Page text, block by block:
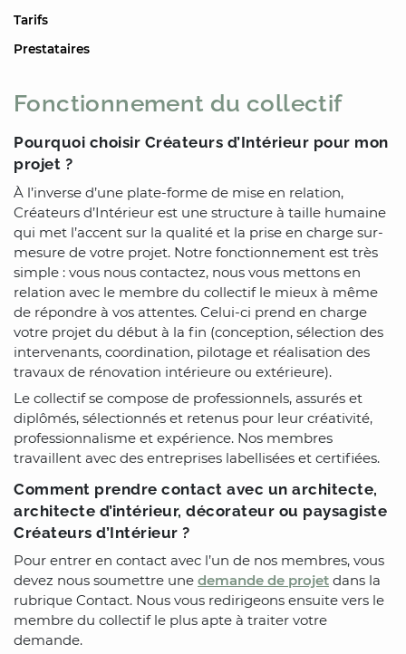
Tarifs
Prestataires
Fonctionnement du collectif
Pourquoi choisir Créateurs d’Intérieur pour mon
projet ?
À l’inverse d’une plate-forme de mise en relation,
Créateurs d’Intérieur est une structure à taille humaine
qui met l’accent sur la qualité et la prise en charge sur-
mesure de votre projet. Notre fonctionnement est très
simple : vous nous contactez, nous vous mettons en
relation avec le membre du collectif le mieux à même
de répondre à vos attentes. Celui-ci prend en charge
votre projet du début à la fin (conception, sélection des
intervenants, coordination, pilotage et réalisation des
travaux de rénovation intérieure ou extérieure).
Le collectif se compose de professionnels, assurés et
diplômés, sélectionnés et retenus pour leur créativité,
professionnalisme et expérience. Nos membres
travaillent avec des entreprises labellisées et certifiées.
Comment prendre contact avec un architecte,
architecte d’intérieur, décorateur ou paysagiste
Créateurs d’Intérieur ?
Pour entrer en contact avec l’un de nos membres, vous
devez nous soumettre une demande de projet dans la
rubrique Contact. Nous vous redirigeons ensuite vers le
membre du collectif le plus apte à traiter votre
demande.